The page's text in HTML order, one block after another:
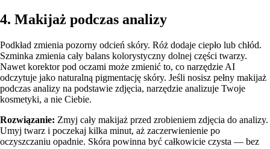
4. Makijaż podczas analizy
Podkład zmienia pozorny odcień skóry. Róż dodaje ciepło lub chłód.
Szminka zmienia cały balans kolorystyczny dolnej części twarzy.
Nawet korektor pod oczami może zmienić to, co narzędzie AI
odczytuje jako naturalną pigmentację skóry. Jeśli nosisz pełny makijaż
podczas analizy na podstawie zdjęcia, narzędzie analizuje Twoje
kosmetyki, a nie Ciebie.
Rozwiązanie: Zmyj cały makijaż przed zrobieniem zdjęcia do analizy.
Umyj twarz i poczekaj kilka minut, aż zaczerwienienie po
oczyszczaniu opadnie. Skóra powinna być całkowicie czysta — bez